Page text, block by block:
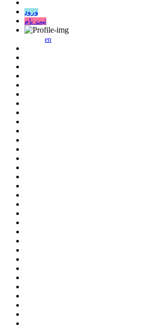
ورود
ثبت نام
en